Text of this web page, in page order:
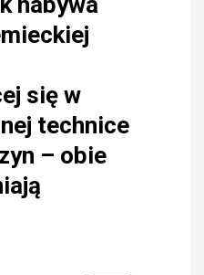
się w
technice
– obie